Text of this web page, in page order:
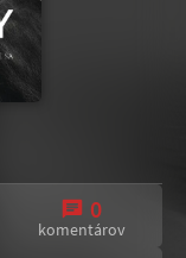
0
komentárov